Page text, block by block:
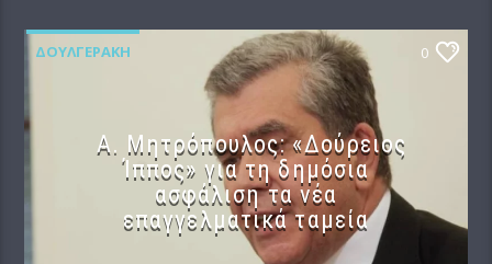
ΔΟΥΛΓΕΡΆΚΗ 0
Α. Μητρόπουλος: «Δούρειος
Ίππος» για τη δημόσια
ασφάλιση τα νέα
επαγγελματικά ταμεία